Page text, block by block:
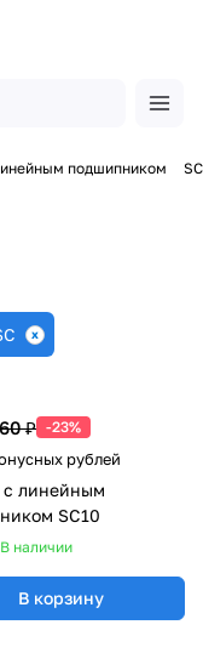
подшипником SC
₽ -23%
рублей
с линейным
SC10
В наличии
В корзину